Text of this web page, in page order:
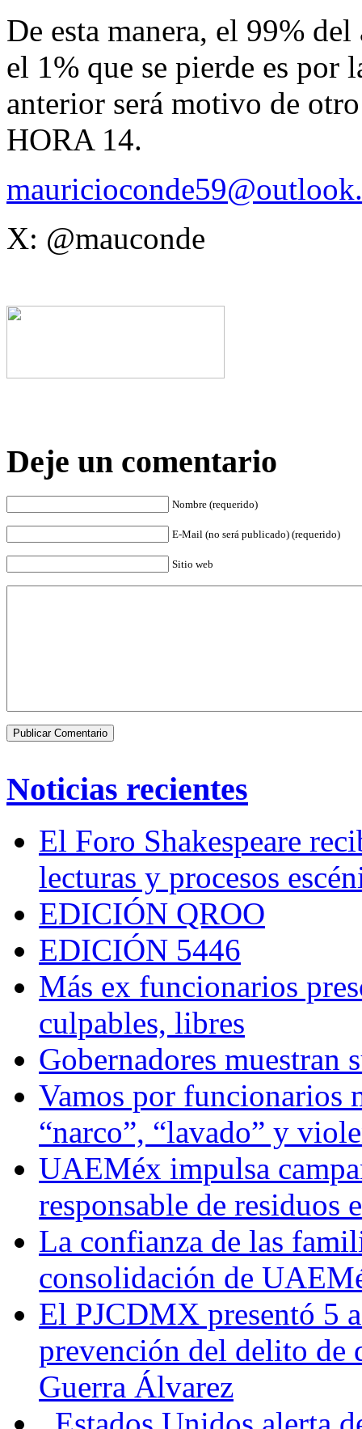
De esta manera, el 99%
el 1% que se pierde es por
anterior será motivo de
HORA 14.
X: @mauconde
Deje un comentario
Nombre (requerido)
E-Mail (no será publicado) (requerido)
Sitio web
Noticias recientes
El Foro Shakespeare
lecturas y procesos
EDICIÓN QROO
EDICIÓN 5446
Más ex funcionarios
culpables, libres
Gobernadores muestran
Vamos por funcionarios
“narco”, “lavado” y
UAEMéx impulsa
responsable de residuos
La confianza de las
consolidación de
El PJCDMX presentó 5
prevención del delito de
Guerra Álvarez